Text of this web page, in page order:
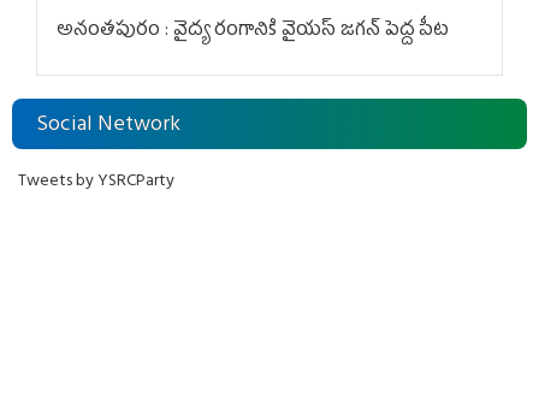
అనంతపురం : వైద్య రంగానికి వైయ‌స్ జ‌గ‌న్ పెద్ద పీట
Social Network
Tweets by YSRCParty